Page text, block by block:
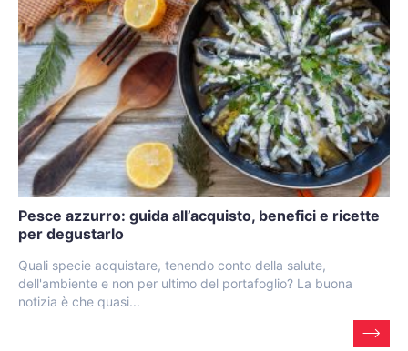
Pesce azzurro: guida all’acquisto, benefici e ricette
per degustarlo
Quali specie acquistare, tenendo conto della salute,
dell'ambiente e non per ultimo del portafoglio? La buona
notizia è che quasi...